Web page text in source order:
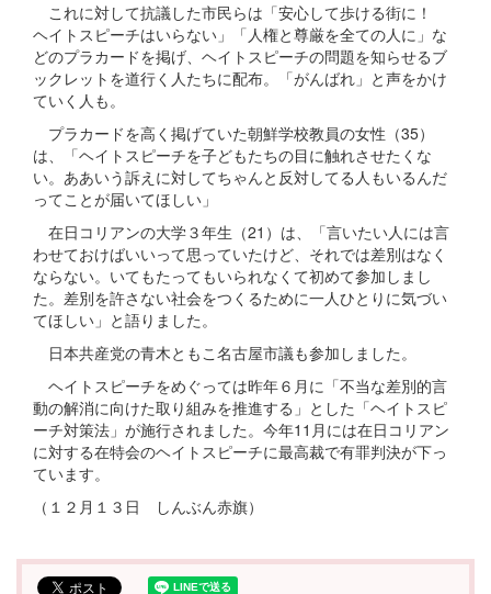
これに対して抗議した市民らは「安心して歩ける街に！
ヘイトスピーチはいらない」「人権と尊厳を全ての人に」な
どのプラカードを掲げ、ヘイトスピーチの問題を知らせるブ
ックレットを道行く人たちに配布。「がんばれ」と声をかけ
ていく人も。
プラカードを高く掲げていた朝鮮学校教員の女性（35）
は、「ヘイトスピーチを子どもたちの目に触れさせたくな
い。ああいう訴えに対してちゃんと反対してる人もいるんだ
ってことが届いてほしい」
在日コリアンの大学３年生（21）は、「言いたい人には言
わせておけばいいって思っていたけど、それでは差別はなく
ならない。いてもたってもいられなくて初めて参加しまし
た。差別を許さない社会をつくるために一人ひとりに気づい
てほしい」と語りました。
日本共産党の青木ともこ名古屋市議も参加しました。
ヘイトスピーチをめぐっては昨年６月に「不当な差別的言
動の解消に向けた取り組みを推進する」とした「ヘイトスピ
ーチ対策法」が施行されました。今年11月には在日コリアン
に対する在特会のヘイトスピーチに最高裁で有罪判決が下っ
ています。
（１２月１３日 しんぶん赤旗）